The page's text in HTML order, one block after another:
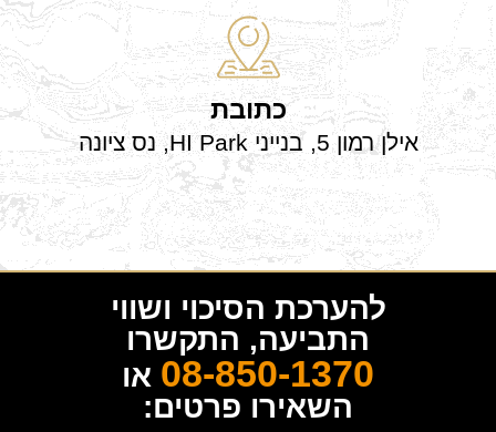
כתובת
אילן רמון 5, בנייני HI Park, נס ציונה
להערכת הסיכוי ושווי
התביעה, התקשרו
08-850-1370 או
השאירו פרטים: